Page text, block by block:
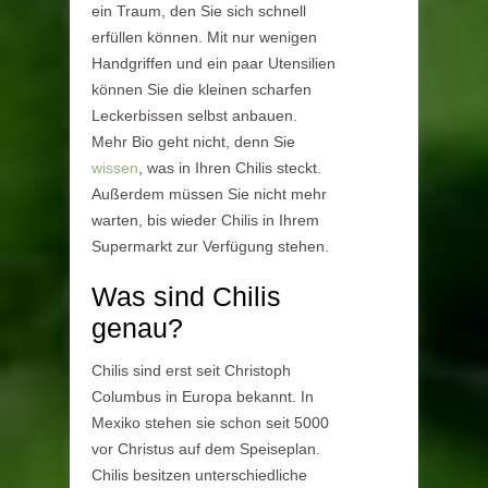
ein Traum, den Sie sich schnell
erfüllen können. Mit nur wenigen
Handgriffen und ein paar Utensilien
können Sie die kleinen scharfen
Leckerbissen selbst anbauen.
Mehr Bio geht nicht, denn Sie
wissen , was in Ihren Chilis steckt.
Außerdem müssen Sie nicht mehr
warten, bis wieder Chilis in Ihrem
Supermarkt zur Verfügung stehen.
Was sind Chilis
genau?
Chilis sind erst seit Christoph
Columbus in Europa bekannt. In
Mexiko stehen sie schon seit 5000
vor Christus auf dem Speiseplan.
Chilis besitzen unterschiedliche